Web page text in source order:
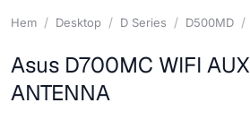
Hem Desktop D Series D500MD
Asus D700MC WIFI AUX
ANTENNA